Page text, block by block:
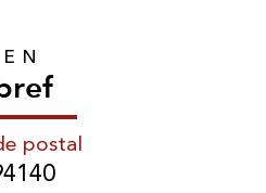
EN
postal